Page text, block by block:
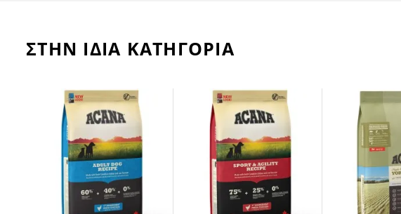
ΣΤΗΝ ΙΔΙΑ ΚΑΤΗΓΟΡΙΑ